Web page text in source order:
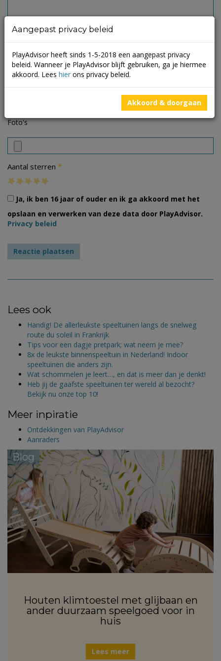
Foto's
Aantal sterren *
Ja, ik ben 16 jaar of ouder en ik ga akkoord met het
opslaan en verwerken van deze data door PlayAdvisor.
Privacy beleid
Lees ook
Handig! De allerleukste speeltuinen langs de snelweg
route du soleil in Frankrijk
Tips voor een dagje pretpark; wat neem je mee?
8x de leukste binnenspeeltuin in Nederland! Indoor
speeltuinen die anders zijn.
Wat schommelen je leert…, en dat is meer dan je denkt!
Heb jij de gaafste speeltuinen ter wereld al bezocht?
Bekijk nu onze top 10!
Meer inpiratie
Ontdekkingen van PlayAdvisor
Aanraders
Blog
Houten klimtoestel met glijbaan en
ander duurzaam speelgoed voor in
huis
Lees meer
Aangepast privacy beleid
PlayAdvisor heeft sinds 1-5-2018 een aangepast privacy
beleid. Wanneer je PlayAdvisor blijft gebruiken, ga je hiermee
akkoord. Lees hier ons privacy beleid.
Akkoord & doorgaan